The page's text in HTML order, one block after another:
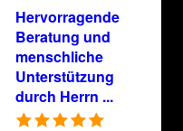
Hervorragende
Beratung und
menschliche
Unterstützung
durch Herrn ...